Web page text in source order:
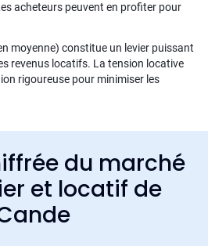
acheteurs peuvent en profiter pour
moyenne) constitue un levier puissant
revenus locatifs. La tension locative
rigoureuse pour minimiser les
du marché
et locatif de